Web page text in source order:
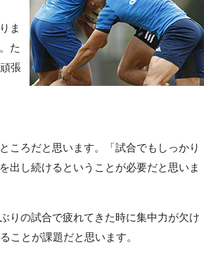
ま
た
張
ころだと思います。「試合でもしっかり
出し続けるということが必要だと思いま
りの試合で疲れてきた時に集中力が欠け
ことが課題だと思います。